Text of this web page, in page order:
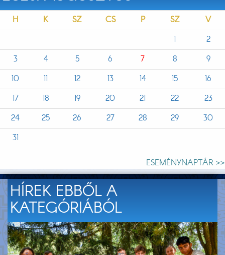
H K SZ CS P SZ
V
1
2
3
4 5 6 7 8
9
10
11 12 13 14 15
16
17
18 19 20 21 22
23
24
25 26 27 28 29
30
31
ESEMÉNYNAPTÁR >>
HÍREK EBBŐL A
KATEGÓRIÁBÓL